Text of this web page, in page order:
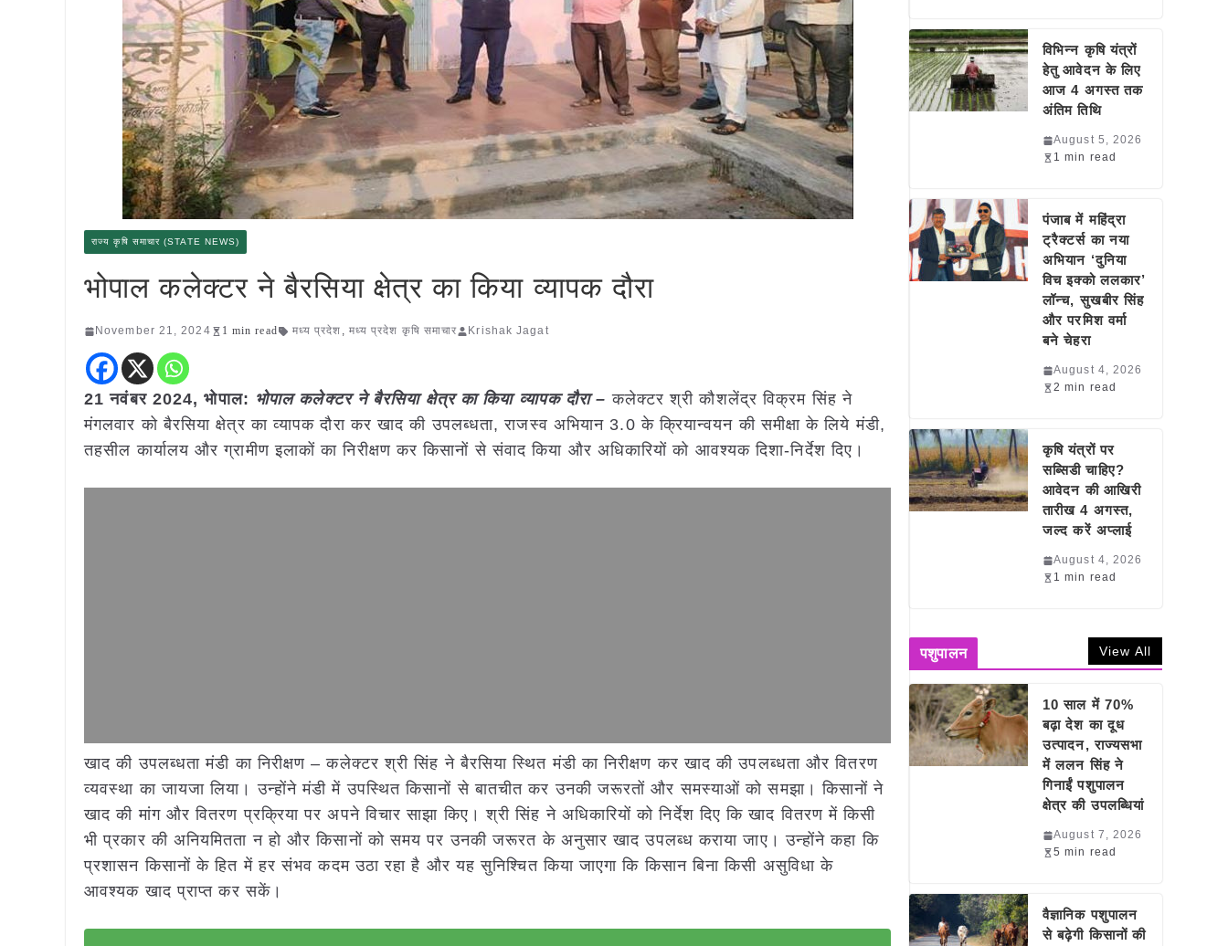
राज्य कृषि समाचार (STATE NEWS)
भोपाल कलेक्टर ने बैरसिया क्षेत्र का किया व्यापक दौरा
November 21, 2024 1 min read मध्य प्रदेश , मध्य प्रदेश कृषि समाचार Krishak Jagat
21 नवंबर 2024,भोपाल: भोपाल कलेक्टर ने बैरसिया क्षेत्र का किया व्यापक दौरा –कलेक्टर श्री कौशलेंद्र विक्रम सिंह ने
मंगलवार को बैरसिया क्षेत्र का व्यापक दौरा कर खाद की उपलब्धता, राजस्व अभियान 3.0 के क्रियान्वयन की समीक्षा के लिये मंडी,
तहसील कार्यालय और ग्रामीण इलाकों का निरीक्षण कर किसानों से संवाद किया और अधिकारियों को आवश्यक दिशा-निर्देश दिए।
खाद की उपलब्धता मंडी का निरीक्षण – कलेक्टर श्री सिंह ने बैरसिया स्थित मंडी का निरीक्षण कर खाद की उपलब्धता और वितरण
व्यवस्था का जायजा लिया। उन्होंने मंडी में उपस्थित किसानों से बातचीत कर उनकी जरूरतों और समस्याओं को समझा। किसानों ने
खाद की मांग और वितरण प्रक्रिया पर अपने विचार साझा किए। श्री सिंह ने अधिकारियों को निर्देश दिए कि खाद वितरण में किसी
भी प्रकार की अनियमितता न हो और किसानों को समय पर उनकी जरूरत के अनुसार खाद उपलब्ध कराया जाए। उन्होंने कहा कि
प्रशासन किसानों के हित में हर संभव कदम उठा रहा है और यह सुनिश्चित किया जाएगा कि किसान बिना किसी असुविधा के
आवश्यक खाद प्राप्त कर सकें।
विभिन्न कृषि यंत्रों
हेतु आवेदन के लिए
आज 4 अगस्त तक
अंतिम तिथि
August 5, 2026
1 min read
पंजाब में महिंद्रा
ट्रैक्टर्स का नया
अभियान ‘दुनिया
विच इक्को ललकार’
लॉन्च, सुखबीर सिंह
और परमिश वर्मा
बने चेहरा
August 4, 2026
2 min read
कृषि यंत्रों पर
सब्सिडी चाहिए?
आवेदन की आखिरी
तारीख 4 अगस्त,
जल्द करें अप्लाई
August 4, 2026
1 min read
पशुपालन View All
10 साल में 70%
बढ़ा देश का दूध
उत्पादन, राज्यसभा
में ललन सिंह ने
गिनाईं पशुपालन
क्षेत्र की उपलब्धियां
August 7, 2026
5 min read
वैज्ञानिक पशुपालन
से बढ़ेगी किसानों की